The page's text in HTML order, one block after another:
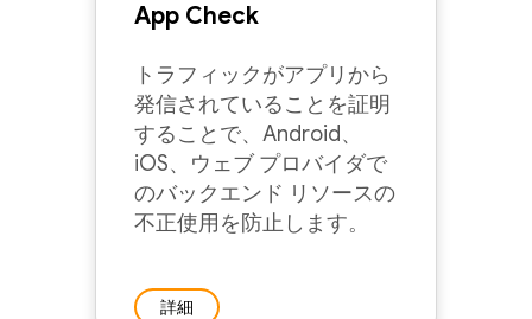
App Check
トラフィックがアプリから
発信されていることを証明
することで、Android、
iOS、ウェブ プロバイダで
のバックエンド リソースの
不正使用を防止します。
詳細